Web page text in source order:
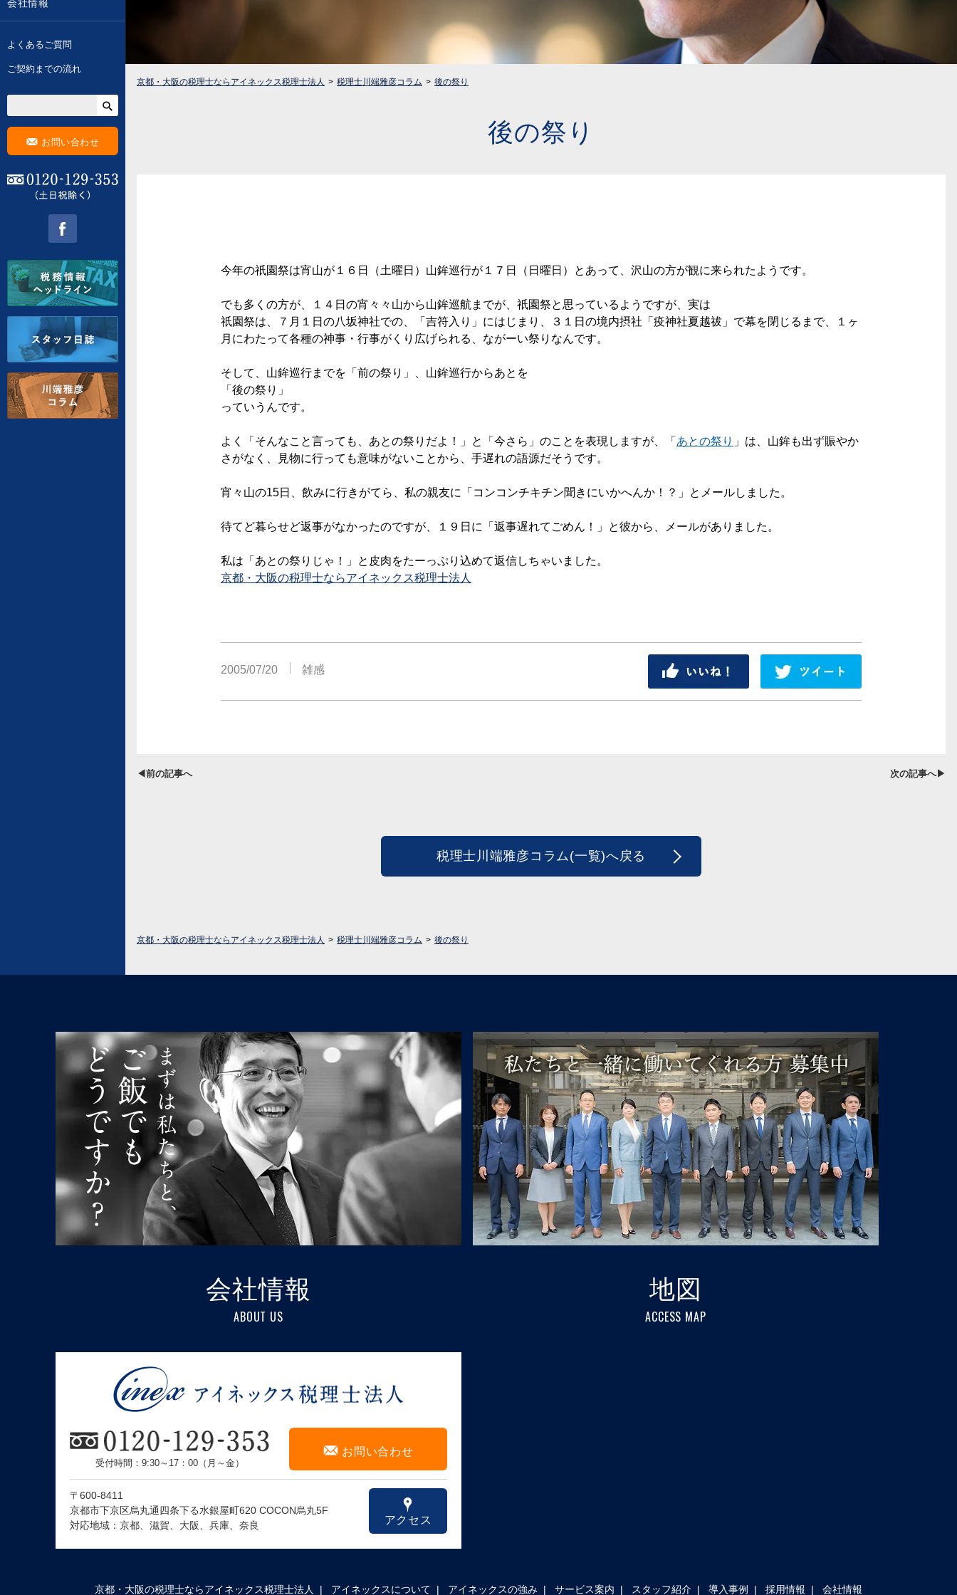
会社情報
よくあるご質問
ご契約までの流れ
F お問い合わせ
京都・大阪の税理士ならアイネックス税理士法人 税理士川端雅彦コラム 後の祭り
後の祭り
今年の祇園祭は宵山が１６日（土曜日）山鉾巡行が１７日（日曜日）とあって、沢山の方が観に来られたようです。
でも多くの方が、１４日の宵々々山から山鉾巡航までが、祇園祭と思っているようですが、実は
祇園祭は、７月１日の八坂神社での、「吉符入り」にはじまり、３１日の境内摂社「疫神社夏越祓」で幕を閉じるまで、１ヶ
月にわたって各種の神事・行事がくり広げられる、ながーい祭りなんです。
そして、山鉾巡行までを「前の祭り」、山鉾巡行からあとを
「後の祭り」
っていうんです。
よく「そんなこと言っても、あとの祭りだよ！」と「今さら」のことを表現しますが、「 あとの祭り 」は、山鉾も出ず賑やか
さがなく、見物に行っても意味がないことから、手遅れの語源だそうです。
宵々山の15日、飲みに行きがてら、私の親友に「コンコンチキチン聞きにいかへんか！？」とメールしました。
待てど暮らせど返事がなかったのですが、１９日に「返事遅れてごめん！」と彼から、メールがありました。
私は「あとの祭りじゃ！」と皮肉をたーっぷり込めて返信しちゃいました。
京都・大阪の税理士ならアイネックス税理士法人
2005/07/20 雑感
◀前の記事へ 次の記事へ▶
税理士川端雅彦コラム(一覧)へ戻る
京都・大阪の税理士ならアイネックス税理士法人 税理士川端雅彦コラム 後の祭り
会社情報
ABOUT US
受付時間：9:30～17：00（月～金）
F お問い合わせ
〒600-8411
京都市下京区烏丸通四条下る水銀屋町620 COCON烏丸5F
対応地域：京都、滋賀、大阪、兵庫、奈良
x
アクセス
地図
ACCESS MAP
京都・大阪の税理士ならアイネックス税理士法人 アイネックスについて アイネックスの強み サービス案内 スタッフ紹介 導入事例 採用情報 会社情報